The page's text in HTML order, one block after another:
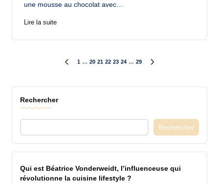
une mousse au chocolat avec…
Lire la suite
Pagination
des
publications
PREVIOUS
1 … 20 21 22 23 24 … 29
Rechercher
Rechercher
Qui est Béatrice Vonderweidt, l’influenceuse qui
révolutionne la cuisine lifestyle ?